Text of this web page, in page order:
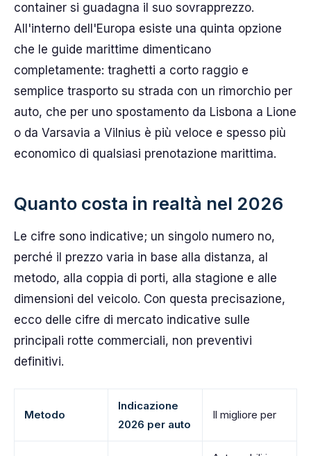
container si guadagna il suo sovrapprezzo.
All'interno dell'Europa esiste una quinta opzione
che le guide marittime dimenticano
completamente: traghetti a corto raggio e
semplice trasporto su strada con un rimorchio per
auto, che per uno spostamento da Lisbona a Lione
o da Varsavia a Vilnius è più veloce e spesso più
economico di qualsiasi prenotazione marittima.
Quanto costa in realtà nel 2026
Le cifre sono indicative; un singolo numero no,
perché il prezzo varia in base alla distanza, al
metodo, alla coppia di porti, alla stagione e alle
dimensioni del veicolo. Con questa precisazione,
ecco delle cifre di mercato indicative sulle
principali rotte commerciali, non preventivi
definitivi.
Metodo
Indicazione
2026 per auto
Il migliore per